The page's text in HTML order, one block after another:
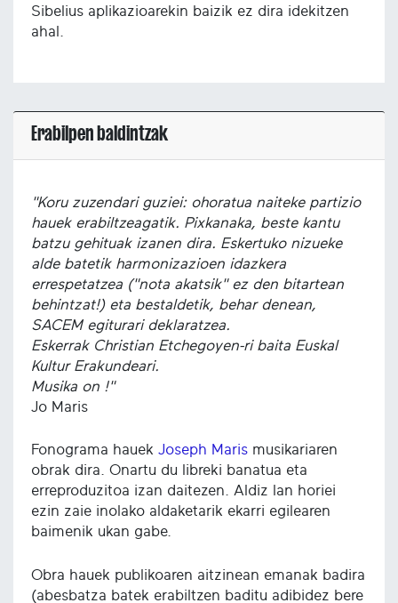
Sibelius aplikazioarekin baizik ez dira idekitzen
ahal.
Erabilpen baldintzak
"Koru zuzendari guziei: ohoratua naiteke partizio
hauek erabiltzeagatik. Pixkanaka, beste kantu
batzu gehituak izanen dira. Eskertuko nizueke
alde batetik harmonizazioen idazkera
errespetatzea ("nota akatsik" ez den bitartean
behintzat!) eta bestaldetik, behar denean,
SACEM egiturari deklaratzea.
Eskerrak Christian Etchegoyen-ri baita Euskal
Kultur Erakundeari.
Musika on !"
Jo Maris
Fonograma hauek Joseph Maris musikariaren
obrak dira. Onartu du libreki banatua eta
erreproduzitoa izan daitezen. Aldiz lan horiei
ezin zaie inolako aldaketarik ekarri egilearen
baimenik ukan gabe.
Obra hauek publikoaren aitzinean emanak badira
(abesbatza batek erabiltzen baditu adibidez bere